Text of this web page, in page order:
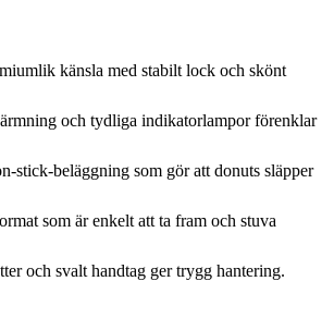
känsla med stabilt lock och skönt
och tydliga indikatorlampor förenklar
stick-beläggning som gör att donuts släpper
som är enkelt att ta fram och stuva
och svalt handtag ger trygg hantering.